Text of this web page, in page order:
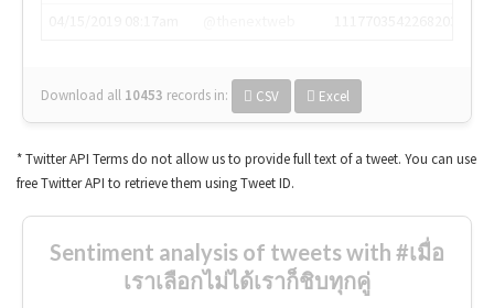
Download all 10453 records in: CSV Excel
* Twitter API Terms do not allow us to provide full text of a tweet. You can use
free Twitter API to retrieve them using Tweet ID.
Sentiment analysis of tweets with #เมื่อ
เราเลือกไม่ได้เราก็ชิบทุกคู่